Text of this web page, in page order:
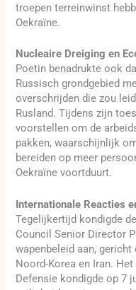
troepen terreinwinst
Oekraïne.
Nucleaire Dreiging en
Poetin benadrukte ook
Russisch grondgebied
overschrijden die zou
Rusland. Tijdens zijn
voorstellen om de
pakken, waarschijnlijk
bereiden op meer
Oekraïne voortduurt.
Internationale Reacties
Tegelijkertijd kondigde
Council Senior Director
wapenbeleid aan,
Noord-Korea en Iran.
Defensie kondigde op 7